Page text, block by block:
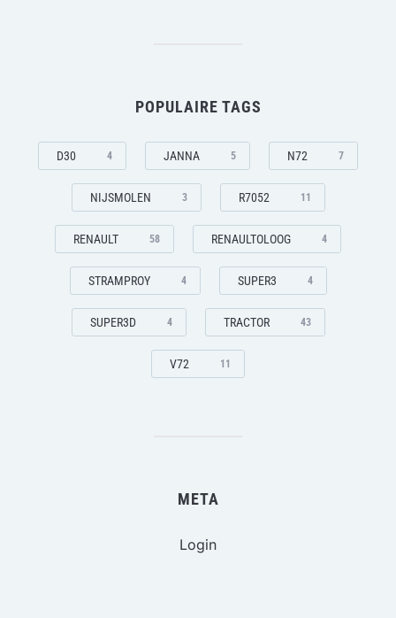
POPULAIRE TAGS
D30 4 JANNA 5 N72 7
NIJSMOLEN 3 R7052 11
RENAULT 58 RENAULTOLOOG 4
STRAMPROY 4 SUPER3 4
SUPER3D 4 TRACTOR 43
V72 11
META
Login